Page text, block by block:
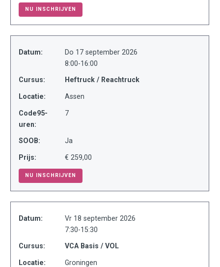
NU INSCHRIJVEN
Datum:
Do 17 september 2026
8:00-16:00
Cursus: Heftruck / Reachtruck
Locatie: Assen
Code95-
uren:
7
SOOB: Ja
Prijs: € 259,00
NU INSCHRIJVEN
Datum:
Vr 18 september 2026
7:30-15:30
Cursus: VCA Basis / VOL
Locatie: Groningen